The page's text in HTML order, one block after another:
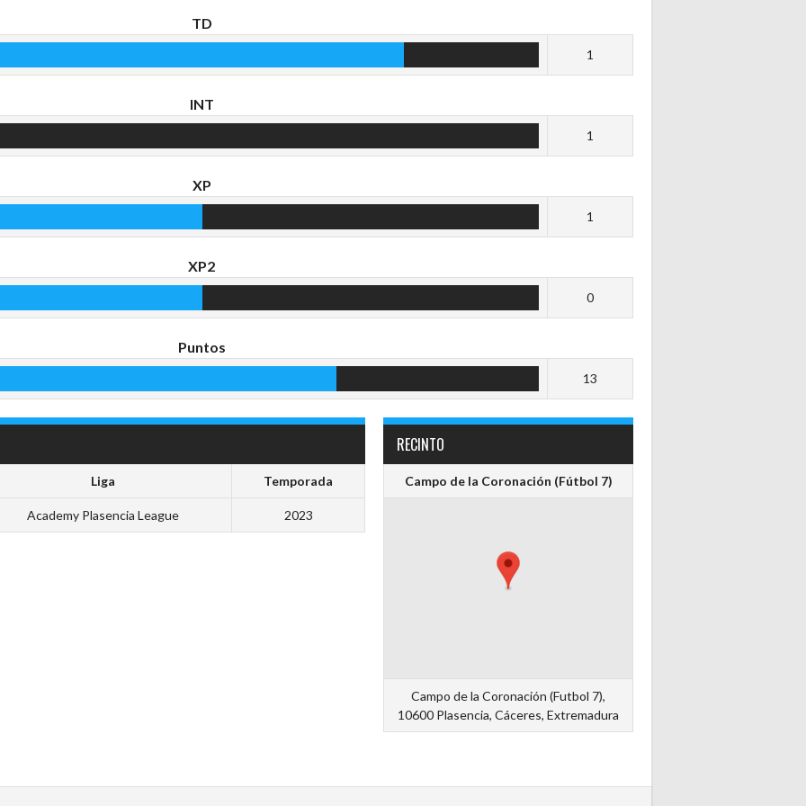
TD
1
INT
1
XP
1
XP2
0
Puntos
13
Liga Temporada
Academy Plasencia League 2023
RECINTO
Campo de la Coronación (Fútbol 7)
Campo de la Coronación (Futbol 7),
10600 Plasencia, Cáceres, Extremadura